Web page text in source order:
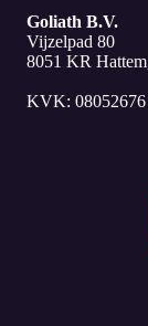
Goliath B.V.
Vijzelpad 80
8051 KR
KVK: 08052676